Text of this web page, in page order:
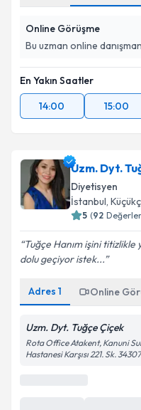
Online Görüşme
Bu uzman online
En Yakın Saatler
14:00
15:00
Uzm. Dyt.
Diyetisyen
İstanbul,
5 (92
Tuğçe Hanım işini
dolu geçiyor istek...
Adres 1 Online
Uzm. Dyt. Tuğçe Çiçek
Rota Office Atakent, Kanuni
Hastanesi Karşısı 221. Sk. 34307